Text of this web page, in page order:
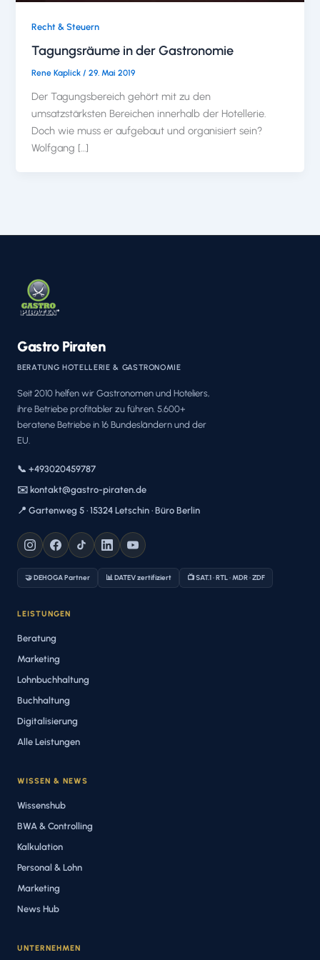
Recht & Steuern
Tagungsräume in der Gastronomie
Rene Kaplick/29. Mai 2019
Der Tagungsbereich gehört mit zu den
umsatzstärksten Bereichen innerhalb der Hotellerie.
Doch wie muss er aufgebaut und organisiert sein?
Wolfgang […]
Gastro Piraten
BERATUNG HOTELLERIE & GASTRONOMIE
Seit 2010 helfen wir Gastronomen und Hoteliers,
ihre Betriebe profitabler zu führen. 5.600+
beratene Betriebe in 16 Bundesländern und der
EU.
📞 +493020459787
✉️ kontakt@gastro-piraten.de
📍 Gartenweg 5 · 15324 Letschin · Büro Berlin
🤝 DEHOGA Partner 📊 DATEV zertifiziert 📺 SAT.1 · RTL · MDR · ZDF
LEISTUNGEN
Beratung
Marketing
Lohnbuchhaltung
Buchhaltung
Digitalisierung
Alle Leistungen
WISSEN & NEWS
Wissenshub
BWA & Controlling
Kalkulation
Personal & Lohn
Marketing
News Hub
UNTERNEHMEN